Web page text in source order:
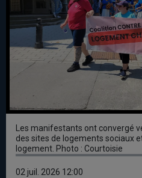
Les manifestants ont convergé
des sites de logements sociaux
logement. Photo : Courtoisie
02 juil. 2026 12:00